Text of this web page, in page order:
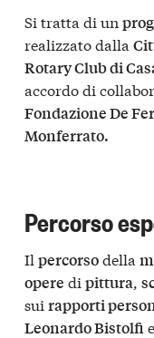
Si tratta di un
realizzato dalla
Rotary Club di
accordo di
Fondazione De
Monferrato.
Percorso
Il percorsodella
opere di pittura,
sui rapporti
Leonardo Bistolfi